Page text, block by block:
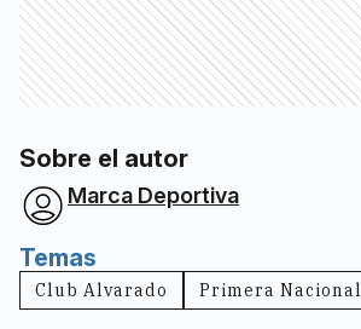
Sobre el autor
Marca Deportiva
Temas
Club Alvarado Primera Nacional